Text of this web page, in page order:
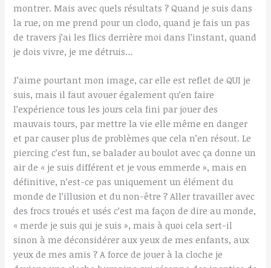
montrer. Mais avec quels résultats ? Quand je suis dans
la rue, on me prend pour un clodo, quand je fais un pas
de travers j’ai les flics derrière moi dans l’instant, quand
je dois vivre, je me détruis…
J’aime pourtant mon image, car elle est reflet de QUI je
suis, mais il faut avouer également qu’en faire
l’expérience tous les jours cela fini par jouer des
mauvais tours, par mettre la vie elle même en danger
et par causer plus de problèmes que cela n’en résout. Le
piercing c’est fun, se balader au boulot avec ça donne un
air de « je suis différent et je vous emmerde », mais en
définitive, n’est-ce pas uniquement un élément du
monde de l’illusion et du non-être ? Aller travailler avec
des frocs troués et usés c’est ma façon de dire au monde,
« merde je suis qui je suis », mais à quoi cela sert-il
sinon à me déconsidérer aux yeux de mes enfants, aux
yeux de mes amis ? A force de jouer à la cloche je